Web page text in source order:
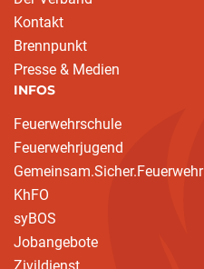
Kontakt
Brennpunkt
Presse & Medien
INFOS
Feuerwehrschule
Feuerwehrjugend
Gemeinsam.Sicher.Feuerwehr
KhFO
syBOS
Jobangebote